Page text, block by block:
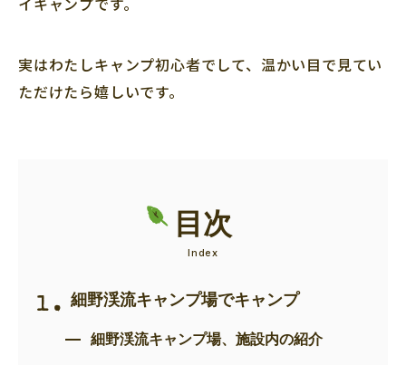
実はわたしキャンプ初心者でして、温かい目で見てい
ただけたら嬉しいです。
目次
細野渓流キャンプ場でキャンプ
細野渓流キャンプ場、施設内の紹介